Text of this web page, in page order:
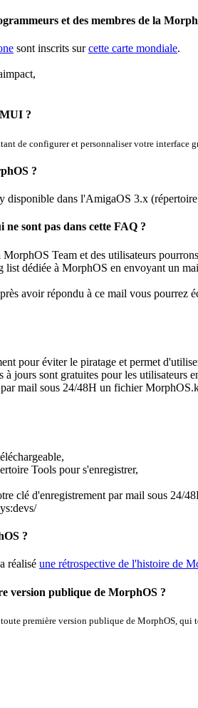
et des membres de la
sont inscrits surcette carte mondiale.
?
de configurer et personnaliser votre interface
?
dans l'AmigaOS 3.x
ne sont pas dans cette FAQ ?
MorphOS Team et des utilisateurs
dédiée à MorphOS en envoyant un
avoir répondu à ce mail vous pourrez
pour éviter le piratage et permet
à jours sont gratuites pour les utilisateurs
mail sous 24/48H un fichier
Tools pour s'enregistrer,
clé d'enregistrement par mail sous 24/
?
réalisé une rétrospective de l'histoire de
version publique de MorphOS ?
toute première version publique de MorphOS , qui